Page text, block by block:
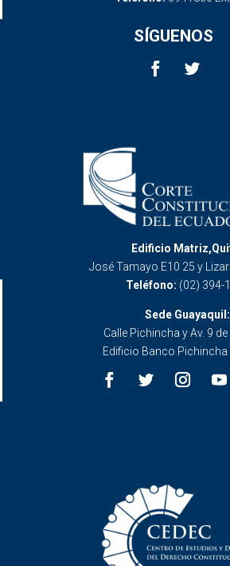
SÍGUENOS
Edificio
José Tamayo E10 25 y
Teléfono: (02) 394-
Sede Guayaquil:
Calle Pichincha y Av. 9
Edificio Banco